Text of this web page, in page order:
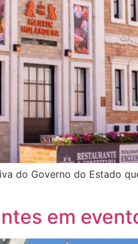
do Governo do Estado
em